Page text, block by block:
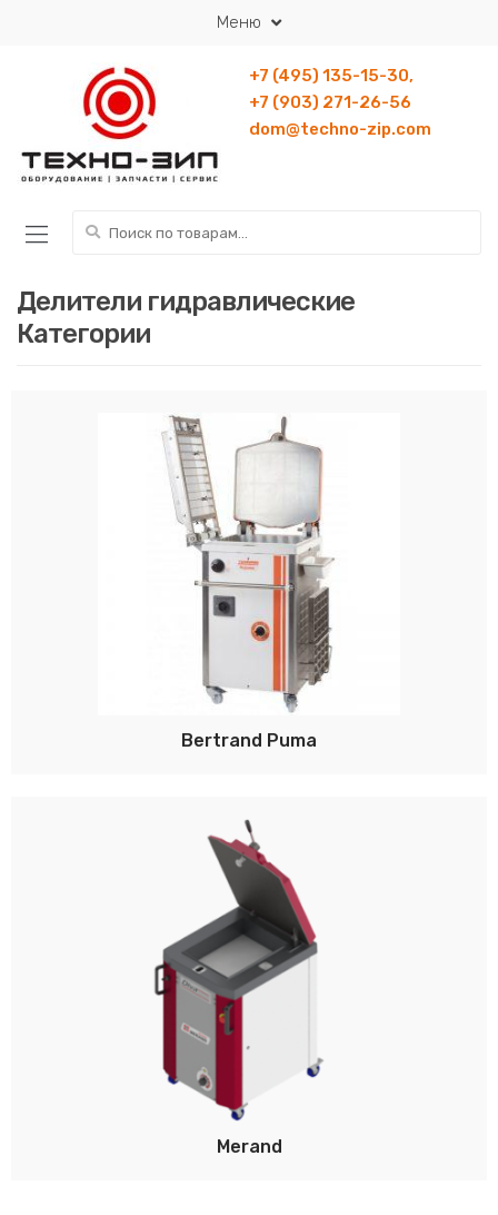
Меню
+7 (495) 135-15-30,
+7 (903) 271-26-56
dom@techno-zip.com
Искать:
Делители гидравлические
Категории
Bertrand Puma
Merand